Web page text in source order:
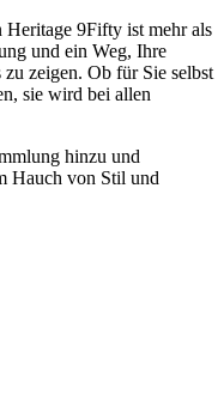
9Fifty ist mehr als
und ein Weg, Ihre
zeigen. Ob für Sie selbst
sie wird bei allen
hinzu und
Hauch von Stil und